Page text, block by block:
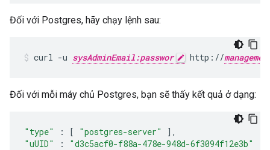
Đối với Postgres, hãy chạy lệnh sau:
curl -u sysAdminEmail:passwor http://
Đối với mỗi máy chủ Postgres, bạn sẽ thấy kết quả ở dạng:
"type" : [ "postgres-server"
],
"uUID"
: "d3c5acf0-f88a-478e-948d-6f3094f12e3b"